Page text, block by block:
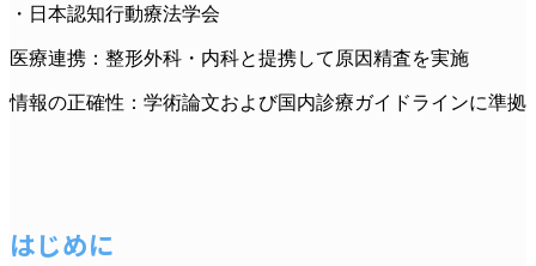
・日本認知行動療法学会
医療連携：整形外科・内科と提携して原因精査を実施
情報の正確性：学術論文および国内診療ガイドラインに準拠
はじめに